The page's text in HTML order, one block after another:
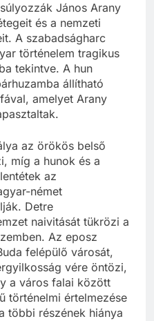
János Arany
és a nemzeti
A szabadságharc
történelem tragikus
tekintve. A hun
állítható
amelyet Arany
az örökös belső
míg a hunok és a
az
német
Detre
naivitását tükrözi a
Az eposz
felépülő városát,
vére öntözi,
a város falai között
történelmi értelmezése
többi részének hiánya